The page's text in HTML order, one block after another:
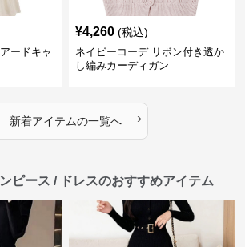
ードキャ
¥4,260 (税込)
ネイビーコーデ リボン付き透か
し編みカーディガン
新着アイテムの一覧へ ›
ピース / ドレスのおすすめアイテム